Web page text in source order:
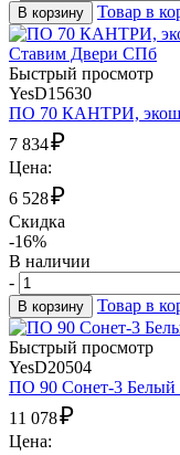
В корзину Товар в
Быстрый просмотр
YesD15630
ПО 70 КАНТРИ,
7 834₽
Цена:
6 528₽
Скидка
-16%
В наличии
-
В корзину Товар в
Быстрый просмотр
YesD20504
ПО 90 Сонет-3 Белый
11 078₽
Цена: